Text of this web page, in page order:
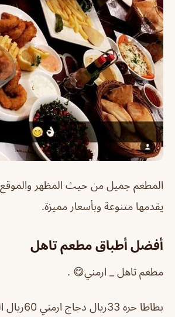
المطعم جميل من حيث المظهر والموقع
يقدمها متنوعة وبأسعار مميزة.
أفضل أطباق مطعم تاهل
مطعم تاهل _ ارمني😋 .
بطاطا حره 33ريال دجاج ارمني 60ريال الموج والعشب